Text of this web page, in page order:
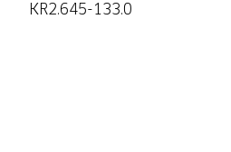
KR2.645-133.0